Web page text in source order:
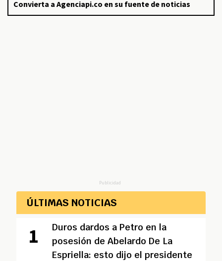
Convierta a Agenciapi.co en su fuente de noticias
Publicidad
ÚLTIMAS NOTICIAS
Duros dardos a Petro en la
posesión de Abelardo De La
Espriella: esto dijo el presidente